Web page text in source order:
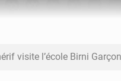
visite l’école Birni Garçon